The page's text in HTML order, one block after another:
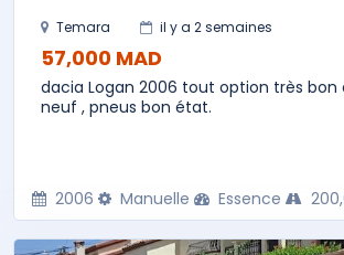
Temara il y a 2 semaines
57,000 MAD
dacia Logan 2006 tout option très bon
neuf , pneus bon état.
2006 Manuelle Essence